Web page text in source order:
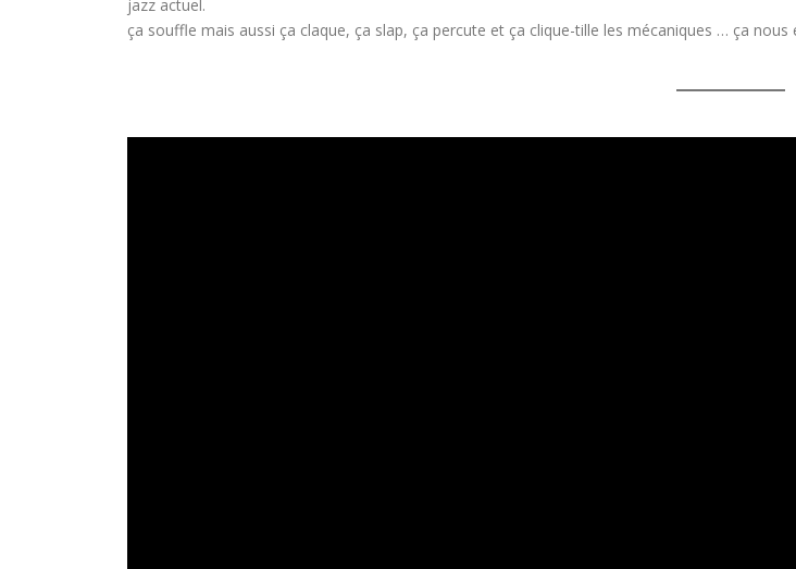
jazz actuel.
ça souffle mais aussi ça claque, ça slap, ça percute et ça clique-tille les mécaniques … ça nous